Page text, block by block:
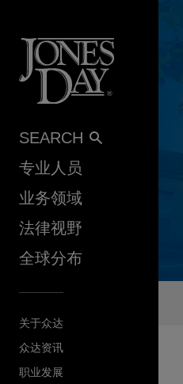
SEARCH
专业人员
业务领域
法律视野
全球分布
关于众达
众达资讯
职业发展